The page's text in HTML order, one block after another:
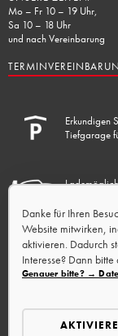
Danke für Ihren
Website mitwirken,
aktivieren. Dadurch
Interesse? Dann
Genauer bitte? →
Mo – Fr 10 – 19 Uhr,
Sa 10 – 18 Uhr
und nach Vereinbarung
Erkundigen
Tiefgarage